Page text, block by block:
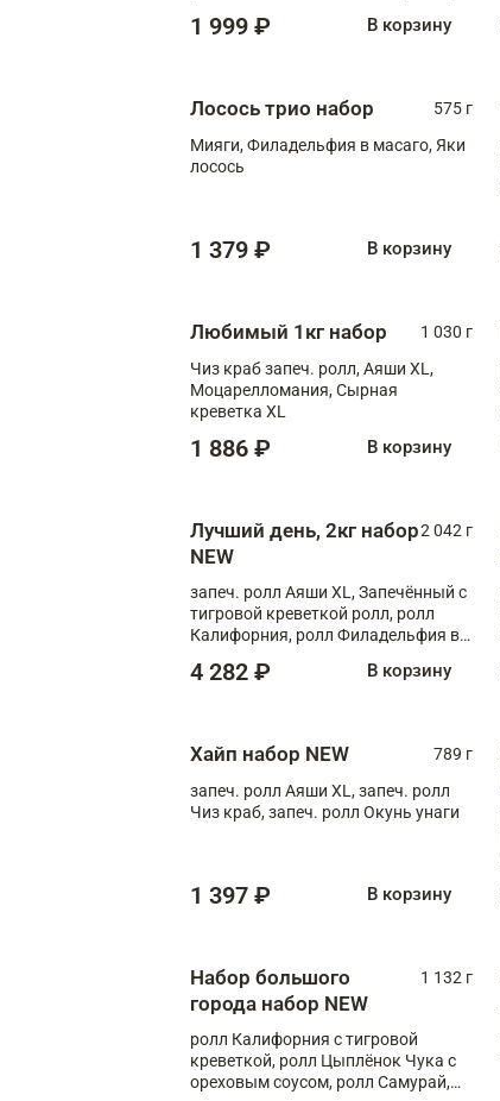
1 999 ₽ В корзину
Лосось трио набор
575 г
Мияги, Филадельфия в масаго, Яки
лосось
1 379 ₽ В корзину
Любимый 1кг набор
1 030 г
Чиз краб запеч. ролл, Аяши XL,
Моцарелломания, Сырная
креветка XL
1 886 ₽ В корзину
Лучший день, 2кг набор
NEW
2 042 г
запеч. ролл Аяши XL, Запечённый с
тигровой креветкой ролл, ролл
Калифорния, ролл Филадельфия в
запеч. ролл Моцарелломания, ролл
4 282 ₽ В корзину
Хайп набор NEW
789 г
запеч. ролл Аяши XL, запеч. ролл
Чиз краб, запеч. ролл Окунь унаги
1 397 ₽ В корзину
Набор большого
города набор NEW
1 132 г
ролл Калифорния с тигровой
креветкой, ролл Цыплёнок Чука с
ореховым соусом, ролл Самурай,